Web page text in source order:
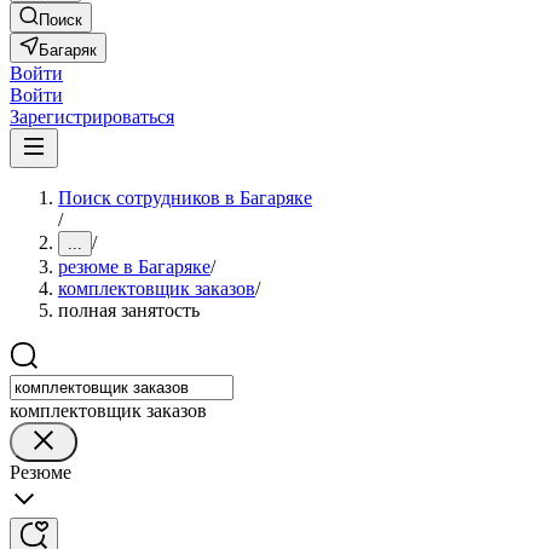
Поиск
Багаряк
Войти
Войти
Зарегистрироваться
Поиск сотрудников в Багаряке
/
... /
резюме в Багаряке/
комплектовщик заказов/
полная занятость
комплектовщик заказов
Резюме